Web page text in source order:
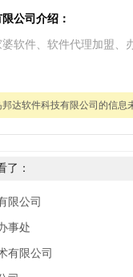
公司介绍：
软件、软件代理加盟、
邦达软件科技有限公司的信息
了：
限公司
事处
有限公司